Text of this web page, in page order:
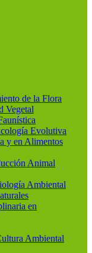
de la Flora
Vegetal
Evolutiva
y en Alimentos
Animal
Ambiental
en
Ambiental